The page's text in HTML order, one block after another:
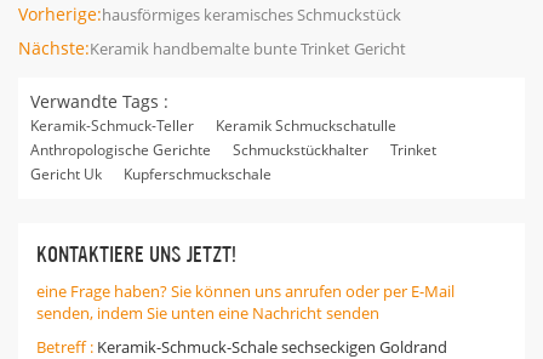
Vorherige:hausförmiges keramisches Schmuckstück
Nächste:Keramik handbemalte bunte Trinket Gericht
Verwandte Tags :
Keramik-Schmuck-Teller
Keramik Schmuckschatulle
Anthropologische Gerichte
Schmuckstückhalter
Trinket
Gericht Uk
Kupferschmuckschale
KONTAKTIERE UNS JETZT!
eine Frage haben? Sie können uns anrufen oder per E-Mail
senden, indem Sie unten eine Nachricht senden
Betreff : Keramik-Schmuck-Schale sechseckigen Goldrand